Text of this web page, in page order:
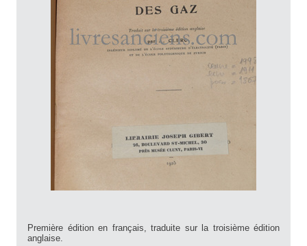
Première édition en français, traduite sur la troisième édition
anglaise.